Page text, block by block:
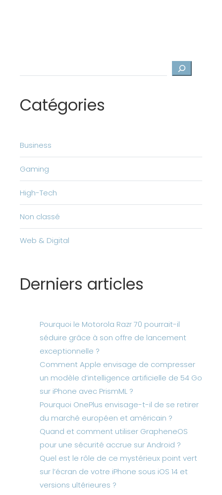
Catégories
Business
Gaming
High-Tech
Non classé
Web & Digital
Derniers articles
Pourquoi le Motorola Razr 70 pourrait-il
séduire grâce à son offre de lancement
exceptionnelle ?
Comment Apple envisage de compresser
un modèle d’intelligence artificielle de 54 Go
sur iPhone avec PrismML ?
Pourquoi OnePlus envisage-t-il de se retirer
du marché européen et américain ?
Quand et comment utiliser GrapheneOS
pour une sécurité accrue sur Android ?
Quel est le rôle de ce mystérieux point vert
sur l’écran de votre iPhone sous iOS 14 et
versions ultérieures ?